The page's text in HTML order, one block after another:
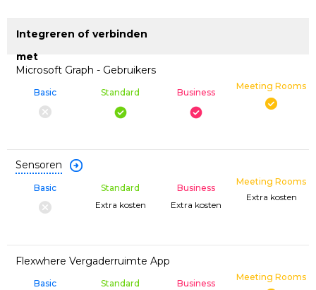
Integreren of verbinden
met
Microsoft Graph - Gebruikers
Basic Standard Business
Meeting Rooms
Sensoren
Basic
Standard
Extra kosten
Business
Extra kosten
Meeting Rooms
Extra kosten
Flexwhere Vergaderruimte App
Basic Standard Business
Meeting Rooms